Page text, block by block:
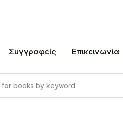
Συγγραφείς Επικοινωνία